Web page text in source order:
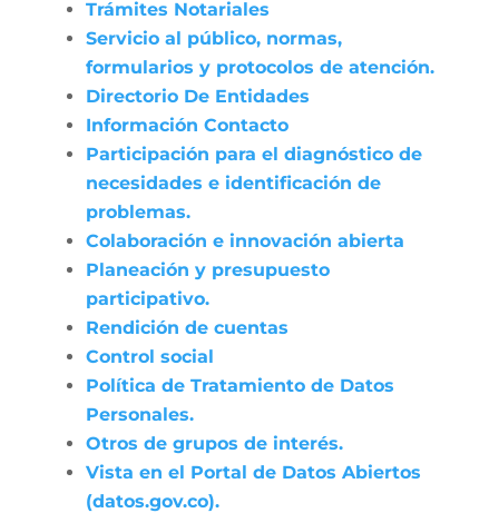
Trámites Notariales
Servicio al público, normas,
formularios y protocolos de atención.
Directorio De Entidades
Información Contacto
Participación para el diagnóstico de
necesidades e identificación de
problemas.
Colaboración e innovación abierta
Planeación y presupuesto
participativo.
Rendición de cuentas
Control social
Política de Tratamiento de Datos
Personales.
Otros de grupos de interés.
Vista en el Portal de Datos Abiertos
(datos.gov.co).